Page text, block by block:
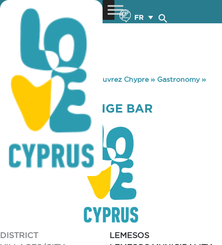
FR
You are here: Home »Découvrez Chypre» Gastronomy»
CHILL OUT LOUNGE BAR
CHILL OUT LOUNGE BAR
DISTRICT
LEMESOS